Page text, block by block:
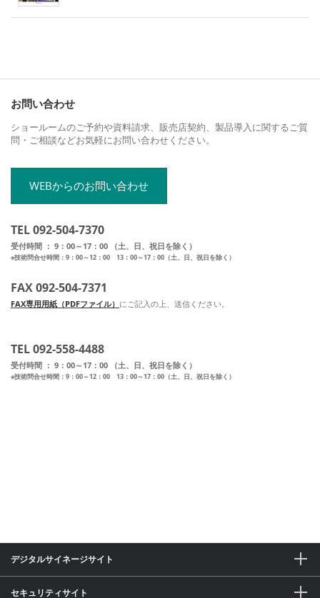
お問い合わせ
ショールームのご予約や資料請求、販売店契約、製品導入に関するご質
問・ご相談などお気軽にお問い合わせください。
WEBからのお問い合わせ
TEL 092-504-7370
受付時間 ： 9：00～17：00 （土、日、祝日を除く）
※技術問合せ時間：9：00～12：00 13：00～17：00（土、日、祝日を除く）
FAX 092-504-7371
FAX専用用紙（PDFファイル） にご記入の上、送信ください。
TEL 092-558-4488
受付時間 ： 9：00～17：00 （土、日、祝日を除く）
※技術問合せ時間：9：00～12：00 13：00～17：00（土、日、祝日を除く）
デジタルサイネージサイト
セキュリティサイト